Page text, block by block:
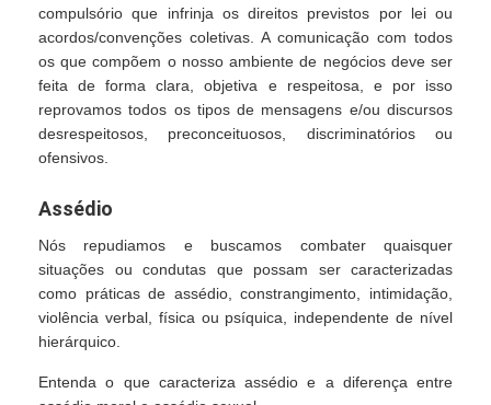
compulsório que infrinja os direitos previstos por lei ou
acordos/convenções coletivas. A comunicação com todos
os que compõem o nosso ambiente de negócios deve ser
feita de forma clara, objetiva e respeitosa, e por isso
reprovamos todos os tipos de mensagens e/ou discursos
desrespeitosos, preconceituosos, discriminatórios ou
ofensivos.
Assédio
Nós repudiamos e buscamos combater quaisquer
situações ou condutas que possam ser caracterizadas
como práticas de assédio, constrangimento, intimidação,
violência verbal, física ou psíquica, independente de nível
hierárquico.
Entenda o que caracteriza assédio e a diferença entre